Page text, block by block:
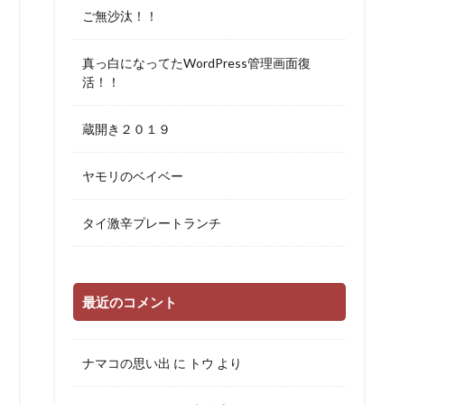
ご無沙汰！！
真っ白になってたWordPress管理画面復
活！！
蔵開き２０１９
ヤモリのベイベー
タイ激辛プレートランチ
最近のコメント
ナマコの思い出 に トウ より